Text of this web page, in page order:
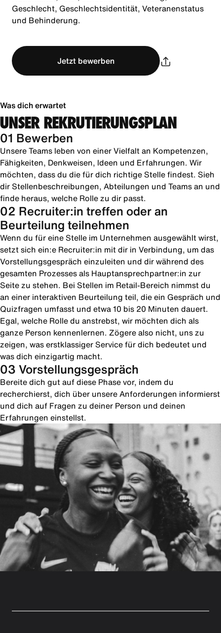
Geschlecht, Geschlechtsidentität, Veteranenstatus
und Behinderung.
Jetzt bewerben
Was dich erwartet
UNSER REKRUTIERUNGSPLAN
01 Bewerben
Unsere Teams leben von einer Vielfalt an Kompetenzen,
Fähigkeiten, Denkweisen, Ideen und Erfahrungen. Wir
möchten, dass du die für dich richtige Stelle findest. Sieh
dir Stellenbeschreibungen, Abteilungen und Teams an und
finde heraus, welche Rolle zu dir passt.
02 Recruiter:in treffen oder an
Beurteilung teilnehmen
Wenn du für eine Stelle im Unternehmen ausgewählt wirst,
setzt sich ein:e Recruiter:in mit dir in Verbindung, um das
Vorstellungsgespräch einzuleiten und dir während des
gesamten Prozesses als Hauptansprechpartner:in zur
Seite zu stehen. Bei Stellen im Retail-Bereich nimmst du
an einer interaktiven Beurteilung teil, die ein Gespräch und
Quizfragen umfasst und etwa 10 bis 20 Minuten dauert.
Egal, welche Rolle du anstrebst, wir möchten dich als
ganze Person kennenlernen. Zögere also nicht, uns zu
zeigen, was erstklassiger Service für dich bedeutet und
was dich einzigartig macht.
03 Vorstellungsgespräch
Bereite dich gut auf diese Phase vor, indem du
recherchierst, dich über unsere Anforderungen informierst
und dich auf Fragen zu deiner Person und deinen
Erfahrungen einstellst.